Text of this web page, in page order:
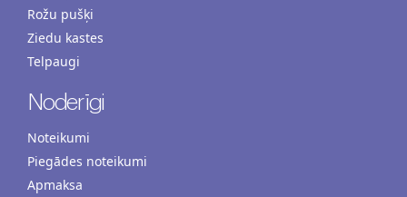
Rožu pušķi
Ziedu kastes
Telpaugi
Noderīgi
Noteikumi
Piegādes noteikumi
Apmaksa